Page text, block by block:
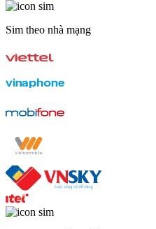
Sim theo nhà mạng